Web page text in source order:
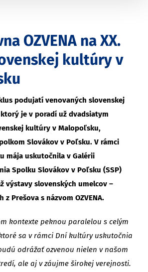
OZVENA na XX.
kultúry v
podujatí venovaných slovenskej
je v poradí už dvadsiatym
kultúry v Malopoľsku,
Slovákov v Poľsku. V rámci
mája uskutočnila v Galérii
Spolku Slovákov v Poľsku (SSP)
výstavy slovenských umelcov –
z Prešova s názvom OZVENA.
kontexte peknou paralelou s celým
sa v rámci Dní kultúry uskutočnia
odrážať ozvenou nielen v našom
ale aj v záujme širokej verejnosti.